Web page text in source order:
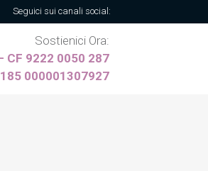
Seguici sui canali social:
Sostienici Ora:
CF 9222 0050 287
000001307927